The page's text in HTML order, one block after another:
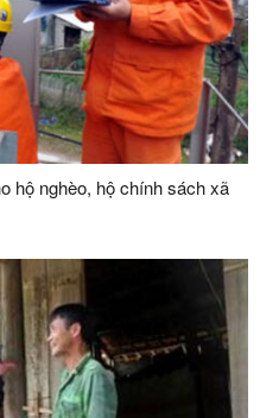
hộ nghèo, hộ chính sách xã